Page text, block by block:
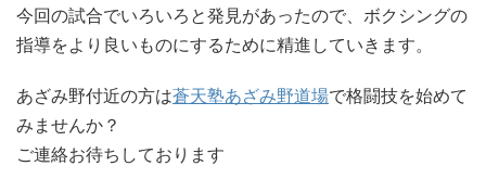
今回の試合でいろいろと発見があったので、ボクシングの
指導をより良いものにするために精進していきます。
あざみ野付近の方は蒼天塾あざみ野道場で格闘技を始めて
みませんか？
ご連絡お待ちしております